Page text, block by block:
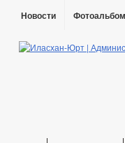
Новости Фотоальбом